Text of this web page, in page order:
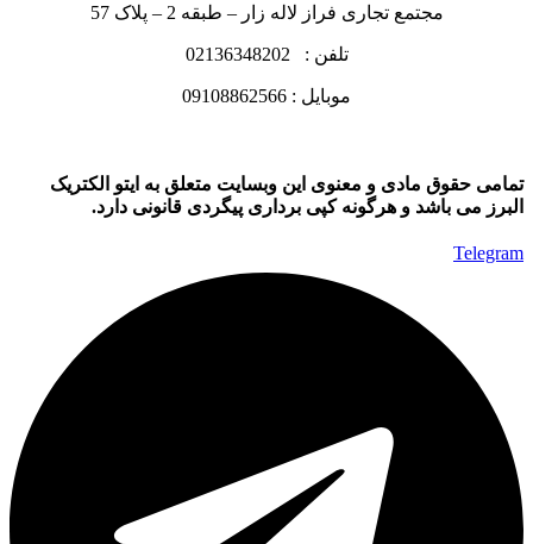
مجتمع تجاری فراز لاله زار – طبقه 2 – پلاک 57
تلفن : 02136348202
موبایل : 09108862566
تمامی حقوق مادی و معنوی این وبسایت متعلق به ایتو الکتریک
البرز می باشد و هرگونه کپی برداری پیگردی قانونی دارد.
Telegram